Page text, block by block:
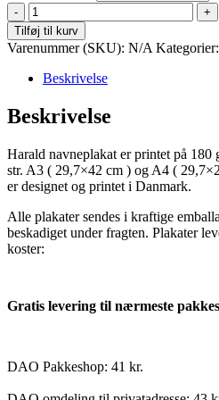
Harald
antal
Tilføj til kurv
Varenummer (SKU): N/A Kategorier:
Beskrivelse
Beskrivelse
Harald navneplakat er printet på 180
str. A3 ( 29,7×42 cm ) og A4 (
er designet og printet i Danmark.
Alle plakater sendes i kraftige
beskadiget under fragten. Plakater
koster:
Gratis levering til nærmeste
DAO Pakkeshop: 41 kr.